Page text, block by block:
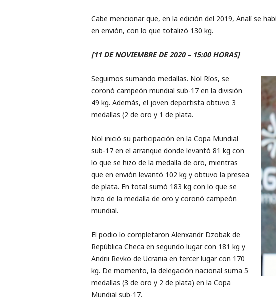
Cabe mencionar que, en la edición del 2019, Analí se
en envión, con lo que totalizó 130 kg.
[11 DE NOVIEMBRE DE 2020 – 15:00 HORAS]
Seguimos sumando medallas. Nol Ríos, se
coronó campeón mundial sub-17 en la división
49 kg. Además, el joven deportista obtuvo 3
medallas (2 de oro y 1 de plata.
Nol inició su participación en la Copa Mundial
sub-17 en el arranque donde levantó 81 kg con
lo que se hizo de la medalla de oro, mientras
que en envión levantó 102 kg y obtuvo la presea
de plata. En total sumó 183 kg con lo que se
hizo de la medalla de oro y coronó campeón
mundial.
El podio lo completaron Alenxandr Dzobak de
República Checa en segundo lugar con 181 kg y
Andrii Revko de Ucrania en tercer lugar con 170
kg. De momento, la delegación nacional suma 5
medallas (3 de oro y 2 de plata) en la Copa
Mundial sub-17.